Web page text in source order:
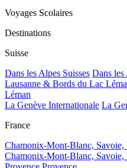
Voyages Scolaires
Destinations
Suisse
Dans les Alpes Suisses Dans les
Lausanne & Bords du Lac
Léman
La Genève Internationale La
France
Chamonix-Mont-Blanc, Savoie,
Chamonix-Mont-Blanc, Savoie,